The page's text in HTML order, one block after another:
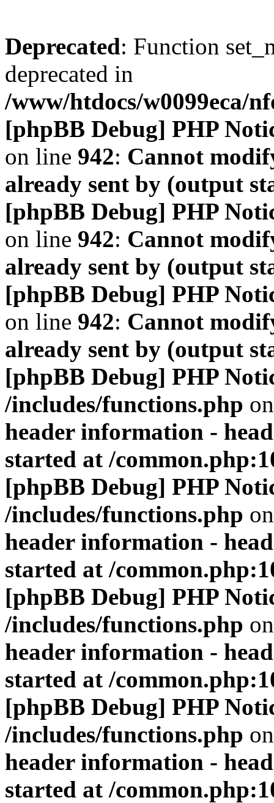
Deprecated: Function
deprecated in
/www/htdocs/w0099eca/
[phpBB Debug] PHP
on line 942: Cannot
already sent by (output
[phpBB Debug] PHP
on line 942: Cannot
already sent by (output
[phpBB Debug] PHP
on line 942: Cannot
already sent by (output
[phpBB Debug] PHP
/includes/functions.php
header information -
started at /
[phpBB Debug] PHP
/includes/functions.php
header information -
started at /
[phpBB Debug] PHP
/includes/functions.php
header information -
started at /
[phpBB Debug] PHP
/includes/functions.php
header information -
started at /